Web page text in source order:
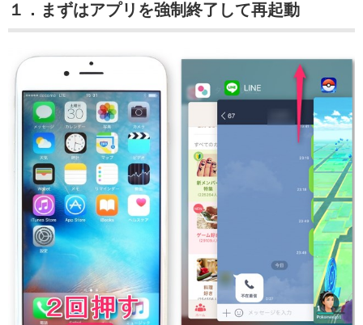
１．まずはアプリを強制終了して再起動